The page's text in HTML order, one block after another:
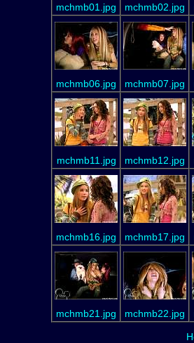
mchmb01.jpg mchmb02.jpg
mchmb06.jpg mchmb07.jpg
mchmb11.jpg mchmb12.jpg
mchmb16.jpg mchmb17.jpg
mchmb21.jpg mchmb22.jpg